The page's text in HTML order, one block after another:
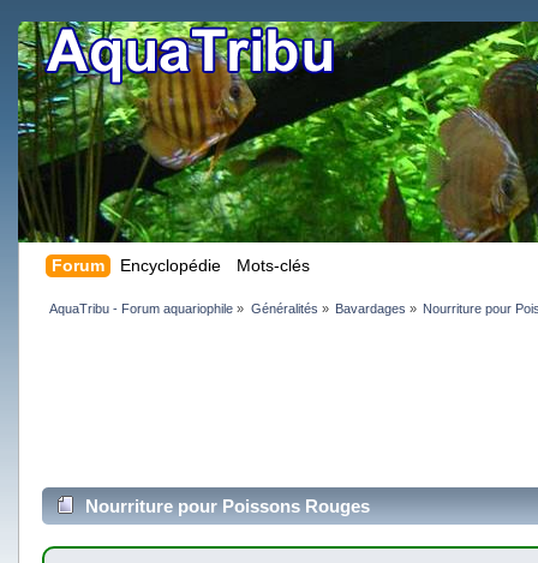
Forum Encyclopédie Mots-clés
AquaTribu - Forum aquariophile » Généralités » Bavardages » Nourriture pour
Nourriture pour Poissons Rouges